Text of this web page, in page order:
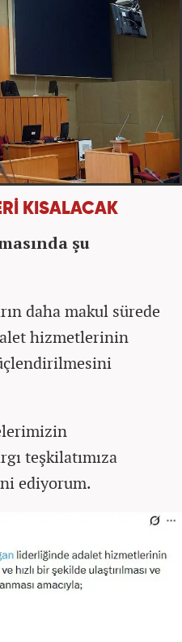
KISALACAK
şu
daha makul sürede
hizmetlerinin
teşkilatımıza
ediyorum.